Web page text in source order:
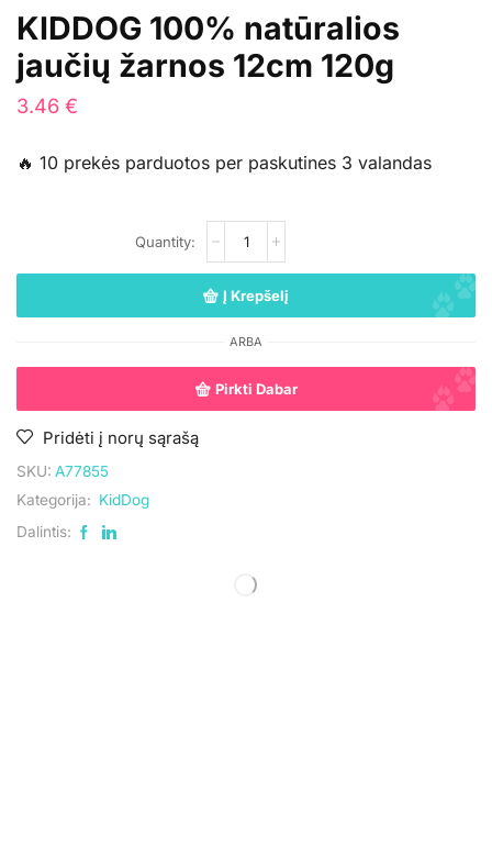
KIDDOG 100% natūralios
jaučių žarnos 12cm 120g
3.46 €
🔥 10 prekės parduotos per paskutines 3 valandas
Į Krepšelį
ARBA
Pirkti Dabar
Pridėti į norų sąrašą
SKU: A77855
Kategorija: KidDog
Dalintis: